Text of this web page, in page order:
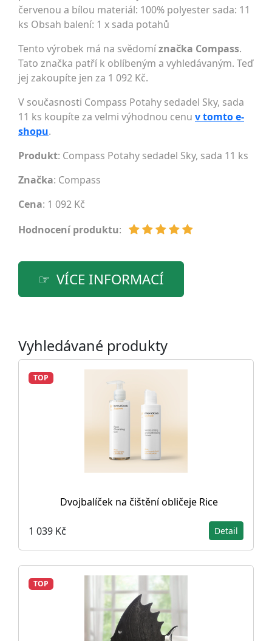
červenou a bílou materiál: 100% polyester sada: 11
ks Obsah balení: 1 x sada potahů
Tento výrobek má na svědomíznačka Compass.
Tato značka patří k oblíbeným a vyhledávaným. Teď
jej zakoupíte jen za 1 092 Kč.
V současnosti Compass Potahy sedadel Sky, sada
11 ks koupíte za velmi výhodnou cenu v tomto e-
shopu.
Produkt: Compass Potahy sedadel Sky, sada 11 ks
Značka: Compass
Cena: 1 092 Kč
Hodnocení produktu:
VÍCE INFORMACÍ
Vyhledávané produkty
TOP
Dvojbalíček na čištění obličeje Rice
1 039 Kč Detail
TOP